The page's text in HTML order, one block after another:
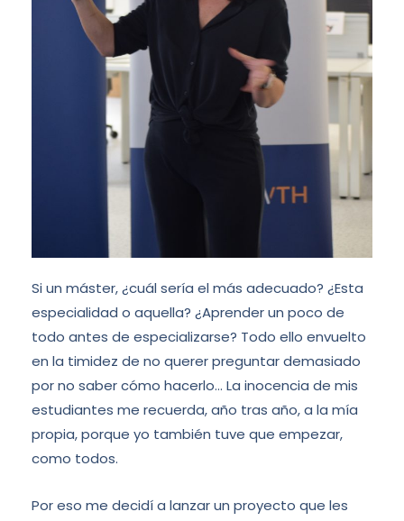
Si un máster, ¿cuál sería el más adecuado? ¿Esta
especialidad o aquella? ¿Aprender un poco de
todo antes de especializarse? Todo ello envuelto
en la timidez de no querer preguntar demasiado
por no saber cómo hacerlo… La inocencia de mis
estudiantes me recuerda, año tras año, a la mía
propia, porque yo también tuve que empezar,
como todos.
Por eso me decidí a lanzar un proyecto que les